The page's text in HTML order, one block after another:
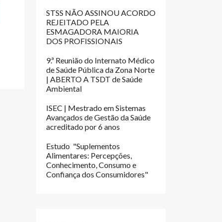
AUTONOMIA E AFIRMAÇÃO PROFISSIONAL DOS TSDT
STSS NÃO ASSINOU ACORDO
REJEITADO PELA
ESMAGADORA MAIORIA
DOS PROFISSIONAIS
9.ª Reunião do Internato Médico
de Saúde Pública da Zona Norte
| ABERTO A TSDT de Saúde
Ambiental
ISEC | Mestrado em Sistemas
Avançados de Gestão da Saúde
acreditado por 6 anos
Estudo "Suplementos
Alimentares: Percepções,
Conhecimento, Consumo e
Confiança dos Consumidores"